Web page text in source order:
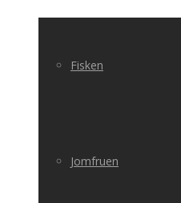
Fisken
Jomfruen